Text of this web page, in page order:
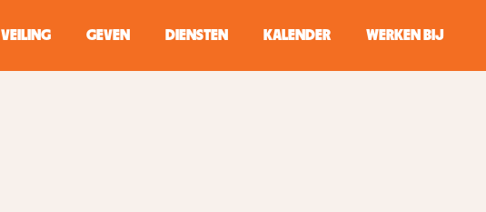
VEILING GEVEN DIENSTEN KALENDER WERKEN BIJ